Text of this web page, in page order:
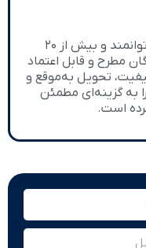
دیار پراپرتیز با تکیه بر تیم مدیریتی توانمند و بیش از ۲۰
مطرح و قابل اعتماد
تحویل به‌موقع و
به گزینه‌ای مطمئن
است.